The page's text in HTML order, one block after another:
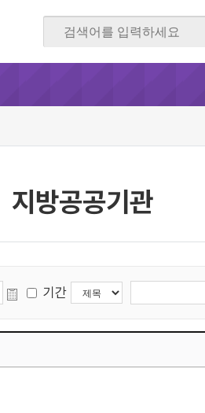
지방공공기관
기간